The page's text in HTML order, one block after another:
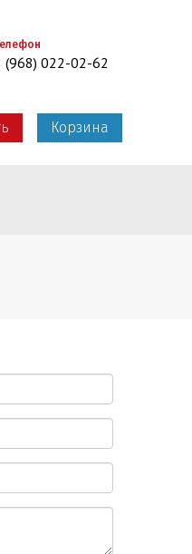
(968) 022-02-62
Корзина